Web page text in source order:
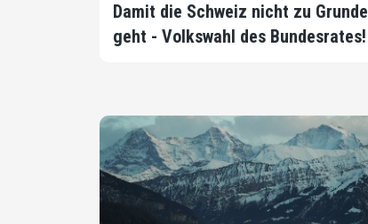
Damit die Schweiz nicht zu Grunde
geht - Volkswahl des Bundesrates!